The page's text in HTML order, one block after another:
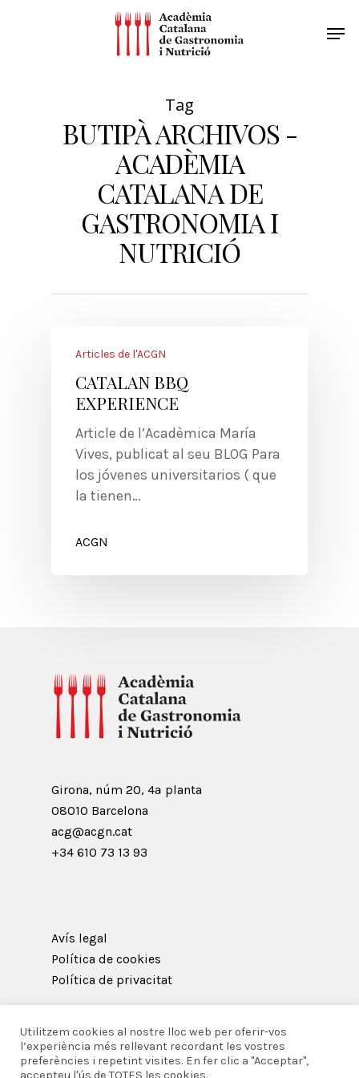
Tag
BUTIPÀ ARCHIVOS -
ACADÈMIA
CATALANA DE
GASTRONOMIA I
NUTRICIÓ
Articles de l'ACGN
CATALAN BBQ
EXPERIENCE
Article de l’Acadèmica María
Vives, publicat al seu BLOG Para
los jóvenes universitarios ( que
la tienen…
ACGN
Girona, núm 20, 4ª planta
08010 Barcelona
acg@acgn.cat
+34 610 73 13 93
Avís legal
Política de cookies
Política de privacitat
© 2026 Acadèmia Catalana de Gastronomia i
Utilitzem cookies al nostre lloc web per oferir-vos
l’experiència més rellevant recordant les vostres
preferències i repetint visites. En fer clic a "Acceptar",
accepteu l'ús de TOTES les cookies.